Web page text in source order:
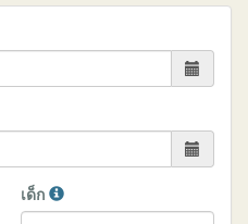
เด็ก